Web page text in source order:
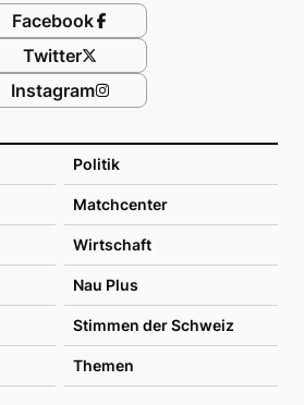
Politik
Matchcenter
Wirtschaft
Nau Plus
Stimmen der Schweiz
Themen
Facebook
Twitter
Instagram